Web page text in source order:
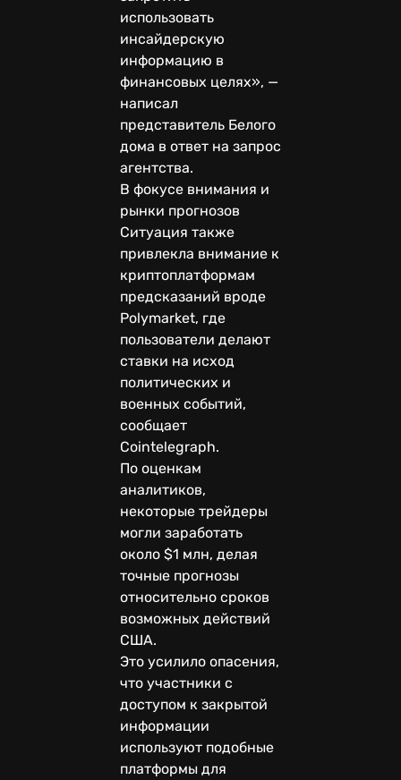
использовать
инсайдерскую
информацию в
финансовых целях», —
написал
представитель Белого
дома в ответ на запрос
агентства.
В фокусе внимания и
рынки прогнозов
Ситуация также
привлекла внимание к
криптоплатформам
предсказаний вроде
Polymarket, где
пользователи делают
ставки на исход
политических и
военных событий,
сообщает
Cointelegraph.
По оценкам
аналитиков,
некоторые трейдеры
могли заработать
около $1 млн, делая
точные прогнозы
относительно сроков
возможных действий
США.
Это усилило опасения,
что участники с
доступом к закрытой
информации
используют подобные
платформы для